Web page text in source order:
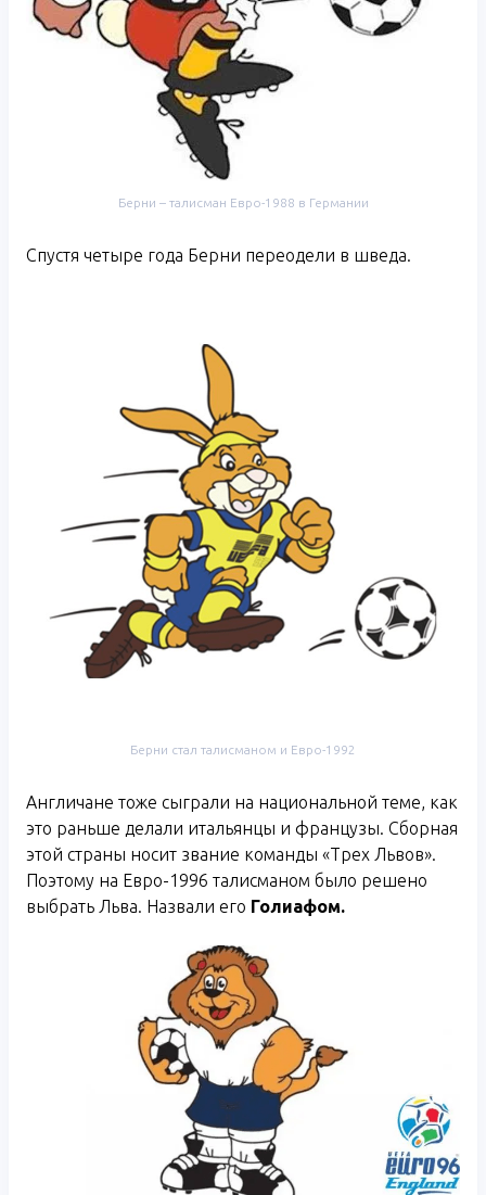
Берни – талисман Евро-1988 в Германии
Спустя четыре года Берни переодели в шведа.
Берни стал талисманом и Евро-1992
Англичане тоже сыграли на национальной теме, как
это раньше делали итальянцы и французы. Сборная
этой страны носит звание команды «Трех Львов».
Поэтому на Евро-1996 талисманом было решено
выбрать Льва. Назвали его Голиафом.